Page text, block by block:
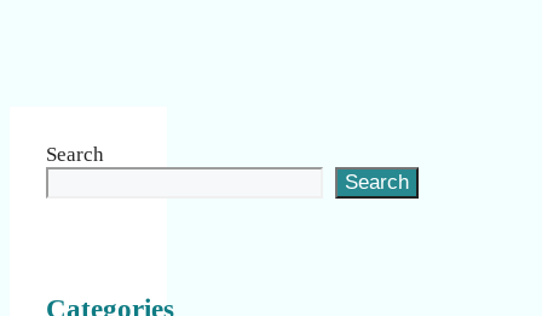
Search
Search
Categories